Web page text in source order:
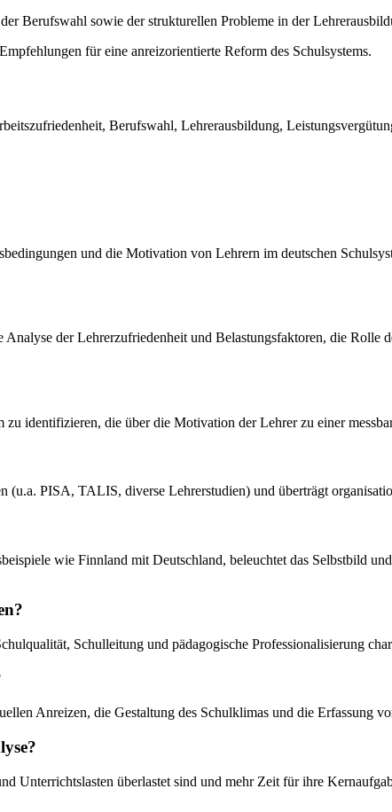
Berufswahl sowie der strukturellen Probleme in der
für eine anreizorientierte Reform des Schulsystems.
Berufswahl, Lehrerausbildung,
und die Motivation von Lehrern im deutschen
der Lehrerzufriedenheit und Belastungsfaktoren, die Rolle
identifizieren, die über die Motivation der Lehrer zu einer
(u.a. PISA, TALIS, diverse Lehrerstudien) und überträgt
wie Finnland mit Deutschland, beleuchtet das Selbstbild
Schulleitung und pädagogische Professionalisierung
Anreizen, die Gestaltung des Schulklimas und die Erfassung
Unterrichtslasten überlastet sind und mehr Zeit für ihre